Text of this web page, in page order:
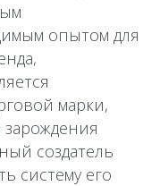
опытом для
марки,
создатель
систему его